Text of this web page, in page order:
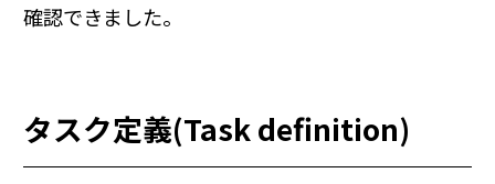
確認できました。
タスク定義(Task definition)